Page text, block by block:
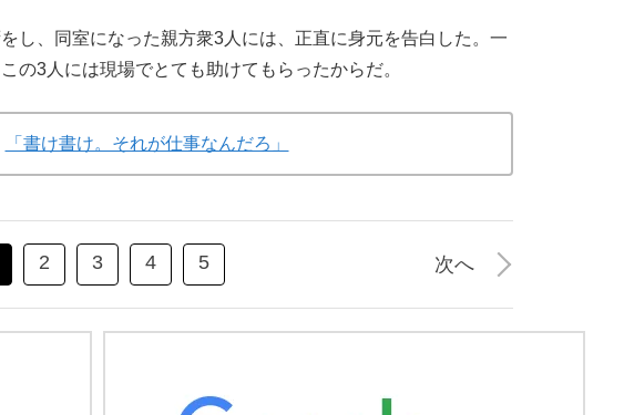
し、同室になった親方衆3人には、正直に身元を告白した。一
の3人には現場でとても助けてもらったからだ。
「書け書け。それが仕事なんだろ」
2 3 4 5 次へ